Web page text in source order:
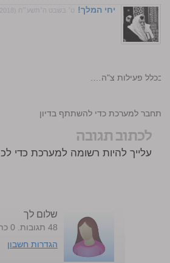
יחי המלך! ט׳ בשבט ה׳תשע״ח (25/01/2018) בשעה 21:51
פעילות צ"ה….
התחבר למערכת כדי להשתתף בדיון
לכתוב תגובה
עלייך להיות רשומה למערכת כדי
שלום לך
48 תגובות. 0 כתבות.
הגדרות חשבון